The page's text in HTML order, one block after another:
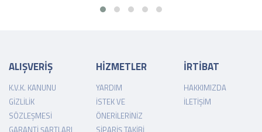
ALIŞVERİŞ
K.V.K. KANUNU
GIZLILIK
SÖZLEŞMESI
GARANTI ŞARTLARI
HİZMETLER
YARDIM
İSTEK VE
ÖNERILERINIZ
SIPARIŞ TAKIBI
İRTİBAT
HAKKIMIZDA
İLETIŞIM